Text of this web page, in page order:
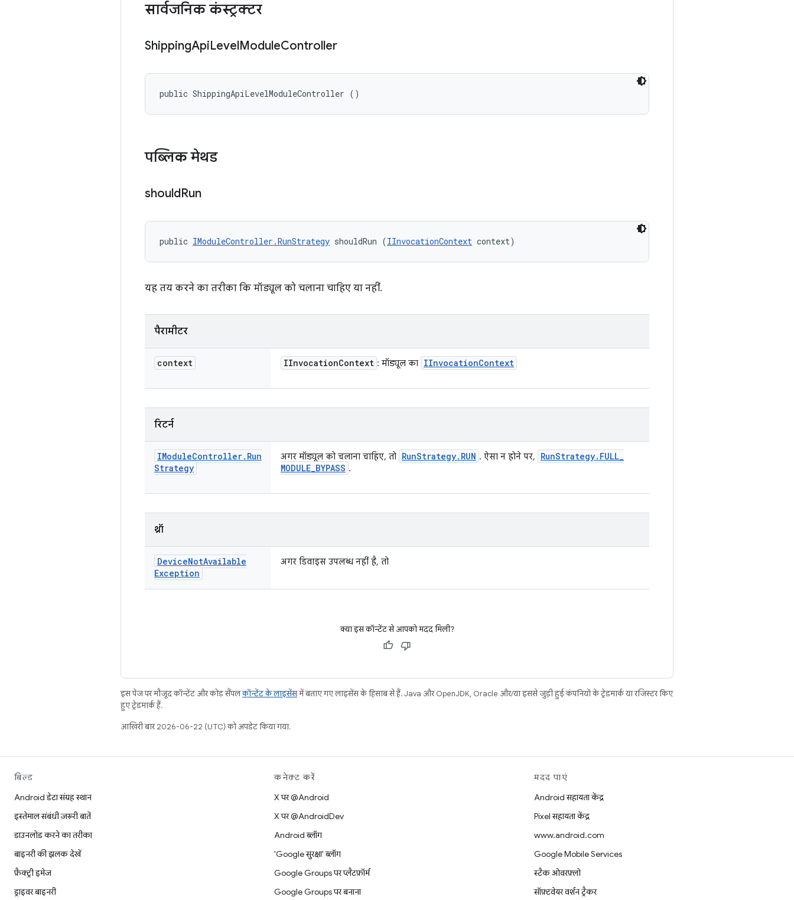
सार्वजनिक कंस्ट्रक्टर
ShippingApiLevelModuleController
public ShippingApiLevelModuleController ()
पब्लिक मेथड
shouldRun
public IModuleController.RunStrategy shouldRun (IInvocationContext context)
यह तय करने का तरीका कि मॉड्यूल को चलाना चाहिए या नहीं.
पैरामीटर
context IInvocationContext : मॉड्यूल का IInvocationContext
रिटर्न
IModuleController. Run
Strategy
अगर मॉड्यूल को चलाना चाहिए, तो RunStrategy. RUN . ऐसा न होने पर, RunStrategy. FULL_
MODULE_BYPASS .
थ्रॉ
DeviceNotAvailable
Exception
अगर डिवाइस उपलब्ध नहीं है, तो
क्या इस कॉन्टेंट से आपको मदद मिली?
इस पेज पर मौजूद कॉन्टेंट और कोड सैंपलकॉन्टेंट के लाइसेंसमें बताए गए लाइसेंस के हिसाब से हैं. Java और OpenJDK, Oracle और/या इससे जुड़ी हुई कंपनियों के ट्रेडमार्क या रजिस्टर किए
हुए ट्रेडमार्क हैं.
आखिरी बार 2026-06-22 (UTC) को अपडेट किया गया.
बिल्ड
Android डेटा संग्रह स्थान
इस्तेमाल संबंधी ज़रूरी बातें
डाउनलोड करने का तरीका
बाइनरी की झलक देखें
फ़ैक्ट्री इमेज
ड्राइवर बाइनरी
कनेक्ट करें
X पर @Android
X पर @AndroidDev
Android ब्लॉग
'Google सुरक्षा' ब्लॉग
Google Groups पर प्लैटफ़ॉर्म
Google Groups पर बनाना
मदद पाएं
Android सहायता केंद्र
Pixel सहायता केंद्र
www.android.com
Google Mobile Services
स्टैक ओवरफ़्लो
सॉफ़्टवेयर वर्शन ट्रैकर